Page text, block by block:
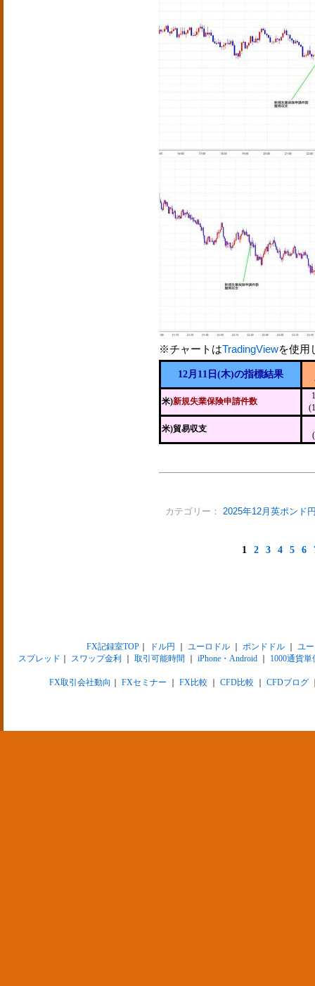
※チャートはTradingViewを使用
12月11日(木)の指標結果
米)新規失業保険申請件数
米)貿易収支
カテゴリー： 2025年12月英ポンド
1 2 3 4 5 6
FX記録室TOP｜ ドル円 ユーロドル｜ ポンドドル｜ ユ
スプレッド
スワップ金利 取引可能時間 iPhone・Android 1000通貨単
FX取引会社動向 FXセミナー FX比較 CFD比較 CFDブログ